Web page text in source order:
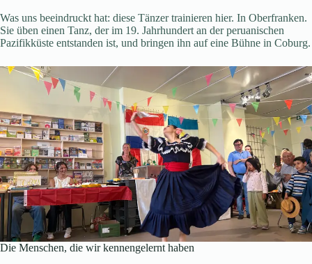
Was uns beeindruckt hat: diese Tänzer trainieren hier. In Oberfranken.
Sie üben einen Tanz, der im 19. Jahrhundert an der peruanischen
Pazifikküste entstanden ist, und bringen ihn auf eine Bühne in Coburg.
Die Menschen, die wir kennengelernt haben